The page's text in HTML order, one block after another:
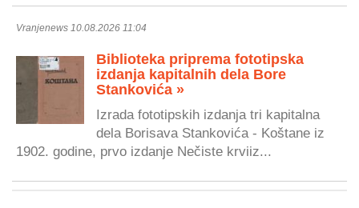
Vranjenews 10.08.2026 11:04
Biblioteka priprema fototipska
izdanja kapitalnih dela Bore
Stankovića »
Izrada fototipskih izdanja tri kapitalna
dela Borisava Stankovića - Koštane iz
1902. godine, prvo izdanje Nečiste krviiz...